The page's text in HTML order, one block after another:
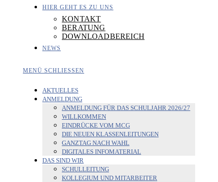
HIER GEHT ES ZU UNS
KONTAKT
BERATUNG
DOWNLOADBEREICH
NEWS
MENÜ SCHLIESSEN
AKTUELLES
ANMELDUNG
ANMELDUNG FÜR DAS SCHULJAHR 2026/27
WILLKOMMEN
EINDRÜCKE VOM MCG
DIE NEUEN KLASSENLEITUNGEN
GANZTAG NACH WAHL
DIGITALES INFOMATERIAL
DAS SIND WIR
SCHULLEITUNG
KOLLEGIUM UND MITARBEITER